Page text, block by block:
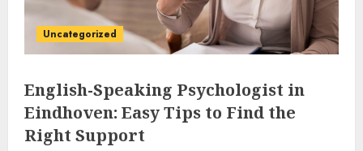
Uncategorized
English-Speaking Psychologist in
Eindhoven: Easy Tips to Find the
Right Support